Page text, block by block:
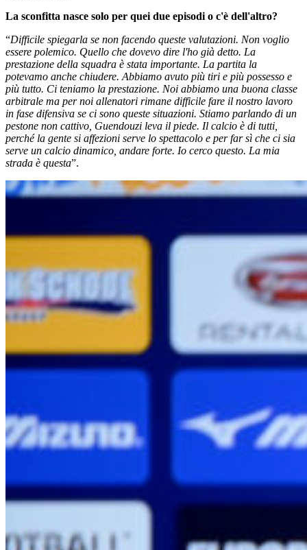
La sconfitta nasce solo per quei due episodi o c'è dell'altro?
“Difficile spiegarla se non facendo queste valutazioni. Non voglio
essere polemico. Quello che dovevo dire l'ho già detto. La
prestazione della squadra è stata importante. La partita la
potevamo anche chiudere. Abbiamo avuto più tiri e più possesso e
più tutto. Ci teniamo la prestazione. Noi abbiamo una buona classe
arbitrale ma per noi allenatori rimane difficile fare il nostro lavoro
in fase difensiva se ci sono queste situazioni. Stiamo parlando di un
pestone non cattivo, Guendouzi leva il piede. Il calcio è di tutti,
perché la gente si affezioni serve lo spettacolo e per far sì che ci sia
serve un calcio dinamico, andare forte. Io cerco questo. La mia
strada è questa”.